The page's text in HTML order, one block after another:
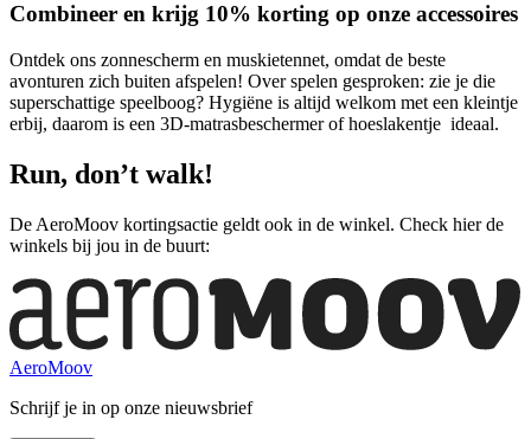
Combineer en krijg 10% korting op onze accessoires
Ontdek ons zonnescherm en muskietennet, omdat de beste
avonturen zich buiten afspelen! Over spelen gesproken: zie je die
superschattige speelboog? Hygiëne is altijd welkom met een kleintje
erbij, daarom is een 3D-matrasbeschermer of hoeslakentje ideaal.
Run, don’t walk!
De AeroMoov kortingsactie geldt ook in de winkel. Check hier de
winkels bij jou in de buurt:
AeroMoov
Schrijf je in op onze nieuwsbrief